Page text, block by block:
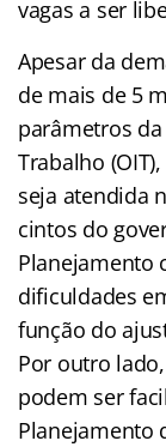
vagas a ser
Apesar da
de mais de 5
parâmetros
Trabalho
seja atendida
cintos do
Planejamento
dificuldades
função do
Por outro
podem ser
Planejamento